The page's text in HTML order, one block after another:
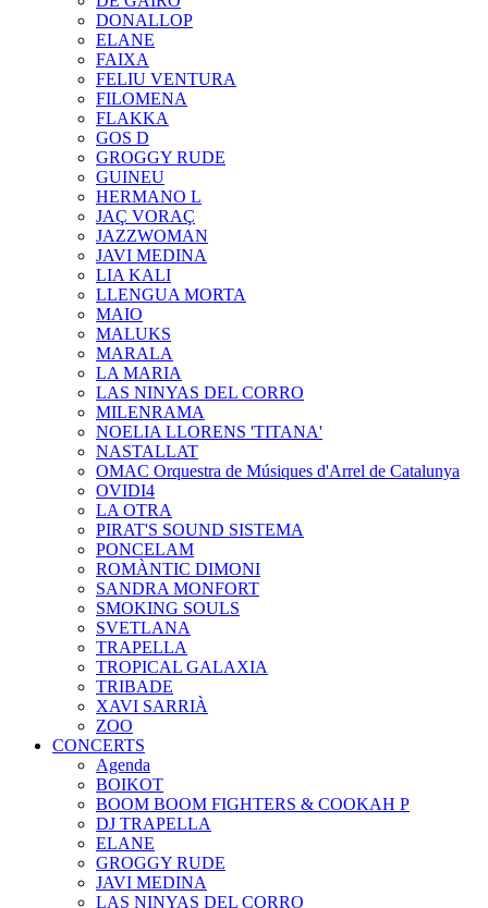
DONALLOP
ELANE
FAIXA
FELIU VENTURA
FILOMENA
FLAKKA
GOS D
GROGGY RUDE
GUINEU
HERMANO L
JAÇ VORAÇ
JAZZWOMAN
JAVI MEDINA
LIA KALI
LLENGUA MORTA
MAIO
MALUKS
MARALA
LA MARIA
LAS NINYAS DEL CORRO
MILENRAMA
NOELIA LLORENS 'TITANA'
NASTALLAT
OMAC Orquestra de Músiques d'Arrel de Catalunya
OVIDI4
LA OTRA
PIRAT'S SOUND SISTEMA
PONCELAM
ROMÀNTIC DIMONI
SANDRA MONFORT
SMOKING SOULS
SVETLANA
TRAPELLA
TROPICAL GALAXIA
TRIBADE
XAVI SARRIÀ
ZOO
CONCERTS
Agenda
BOIKOT
BOOM BOOM FIGHTERS & COOKAH P
DJ TRAPELLA
ELANE
GROGGY RUDE
JAVI MEDINA
LAS NINYAS DEL CORRO